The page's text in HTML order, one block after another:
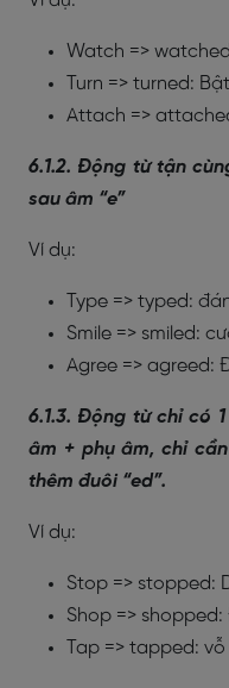
Watch =>
Turn => turned: Bật
Attach =>
6.1.2. Động từ tận
sau âm “e”
Ví dụ:
Type => typed:
Smile => smiled:
Agree => agreed:
6.1.3. Động từ chỉ có
âm + phụ âm, chỉ
thêm đuôi “ed”.
Ví dụ:
Stop => stopped:
Shop =>
Tap => tapped: